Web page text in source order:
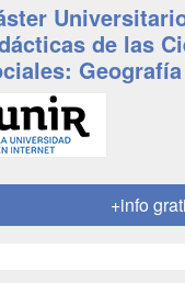
de las
+info